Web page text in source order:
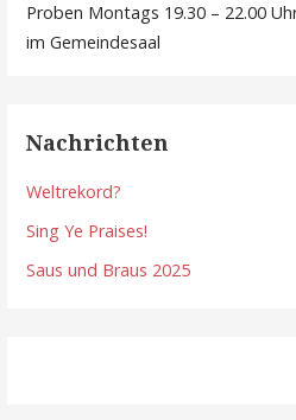
Proben Montags 19.30 – 22.00
im Gemeindesaal
Nachrichten
Weltrekord?
Sing Ye Praises!
Saus und Braus 2025